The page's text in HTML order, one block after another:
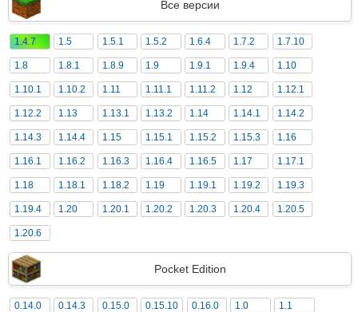
Все версии
1.4.7 1.5 1.5.1 1.5.2 1.6.4 1.7.2 1.7.10
1.8 1.8.1 1.8.9 1.9 1.9.1 1.9.4 1.10
1.10.1 1.10.2 1.11 1.11.1 1.11.2 1.12 1.12.1
1.12.2 1.13 1.13.1 1.13.2 1.14 1.14.1 1.14.2
1.14.3 1.14.4 1.15 1.15.1 1.15.2 1.15.3 1.16
1.16.1 1.16.2 1.16.3 1.16.4 1.16.5 1.17 1.17.1
1.18 1.18.1 1.18.2 1.19 1.19.1 1.19.2 1.19.3
1.19.4 1.20 1.20.1 1.20.2 1.20.3 1.20.4 1.20.5
1.20.6
Pocket Edition
0.14.0 0.14.3 0.15.0 0.15.10 0.16.0 1.0 1.1